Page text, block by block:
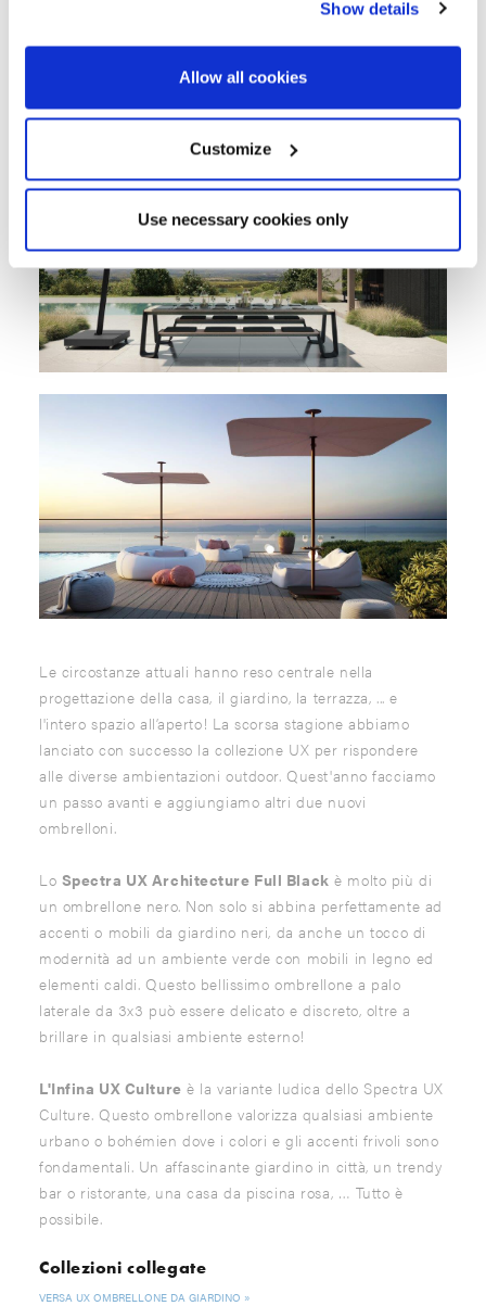
Show details
Allow all cookies
Customize
Use necessary cookies only
CONDIVIDERE QUEST'ARTICOLO
Le circostanze attuali hanno reso centrale nella
progettazione della casa, il giardino, la terrazza, ... e
l'intero spazio all’aperto! La scorsa stagione abbiamo
lanciato con successo la collezione UX per rispondere
alle diverse ambientazioni outdoor. Quest'anno facciamo
un passo avanti e aggiungiamo altri due nuovi
ombrelloni.
Lo Spectra UX Architecture Full Black è molto più di
un ombrellone nero. Non solo si abbina perfettamente ad
accenti o mobili da giardino neri, da anche un tocco di
modernità ad un ambiente verde con mobili in legno ed
elementi caldi. Questo bellissimo ombrellone a palo
laterale da 3x3 può essere delicato e discreto, oltre a
brillare in qualsiasi ambiente esterno!
L'Infina UX Culture è la variante ludica dello Spectra UX
Culture. Questo ombrellone valorizza qualsiasi ambiente
urbano o bohémien dove i colori e gli accenti frivoli sono
fondamentali. Un affascinante giardino in città, un trendy
bar o ristorante, una casa da piscina rosa, … Tutto è
possibile.
Collezioni collegate
VERSA UX OMBRELLONE DA GIARDINO